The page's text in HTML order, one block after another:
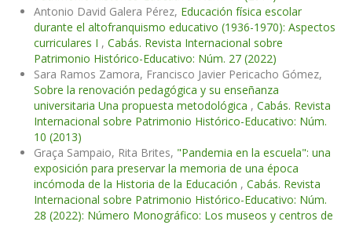
Antonio David Galera Pérez, Educación física escolar
durante el altofranquismo educativo (1936-1970): Aspectos
curriculares I , Cabás. Revista Internacional sobre
Patrimonio Histórico-Educativo: Núm. 27 (2022)
Sara Ramos Zamora, Francisco Javier Pericacho Gómez,
Sobre la renovación pedagógica y su enseñanza
universitaria Una propuesta metodológica , Cabás. Revista
Internacional sobre Patrimonio Histórico-Educativo: Núm.
10 (2013)
Graça Sampaio, Rita Brites, "Pandemia en la escuela": una
exposición para preservar la memoria de una época
incómoda de la Historia de la Educación , Cabás. Revista
Internacional sobre Patrimonio Histórico-Educativo: Núm.
28 (2022): Número Monográfico: Los museos y centros de